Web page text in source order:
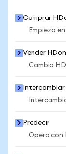
Comprar
Empieza
Vender HDon
Cambia
Intercambiar
Predecir
Opera con